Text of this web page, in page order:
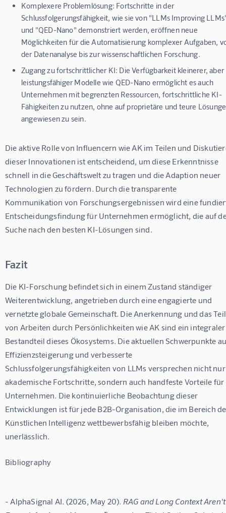
Komplexere Problemlösung: Fortschritte in der
Schlussfolgerungsfähigkeit, wie sie von "LLMs Improving
und "QED-Nano" demonstriert werden, eröffnen neue
Möglichkeiten für die Automatisierung komplexer Aufgaben,
der Datenanalyse bis zur wissenschaftlichen Forschung.
Zugang zu fortschrittlicher KI: Die Verfügbarkeit kleinerer, aber
leistungsfähiger Modelle wie QED-Nano ermöglicht es auch
Unternehmen mit begrenzten Ressourcen, fortschrittliche KI-
Fähigkeiten zu nutzen, ohne auf proprietäre und teure
angewiesen zu sein.
Die aktive Rolle von Influencern wie AK im Teilen und
dieser Innovationen ist entscheidend, um diese Erkenntnisse
schnell in die Geschäftswelt zu tragen und die Adaption neuer
Technologien zu fördern. Durch die transparente
Kommunikation von Forschungsergebnissen wird eine
Entscheidungsfindung für Unternehmen ermöglicht, die auf
Suche nach den besten KI-Lösungen sind.
Fazit
Die KI-Forschung befindet sich in einem Zustand ständiger
Weiterentwicklung, angetrieben durch eine engagierte und
vernetzte globale Gemeinschaft. Die Anerkennung und das
von Arbeiten durch Persönlichkeiten wie AK sind ein
Bestandteil dieses Ökosystems. Die aktuellen Schwerpunkte
Effizienzsteigerung und verbesserte
Schlussfolgerungsfähigkeiten von LLMs versprechen nicht
akademische Fortschritte, sondern auch handfeste Vorteile für
Unternehmen. Die kontinuierliche Beobachtung dieser
Entwicklungen ist für jede B2B-Organisation, die im Bereich
Künstlichen Intelligenz wettbewerbsfähig bleiben möchte,
unerlässlich.
Bibliography
- AlphaSignal AI. (2026, May 20). RAG and Long Context